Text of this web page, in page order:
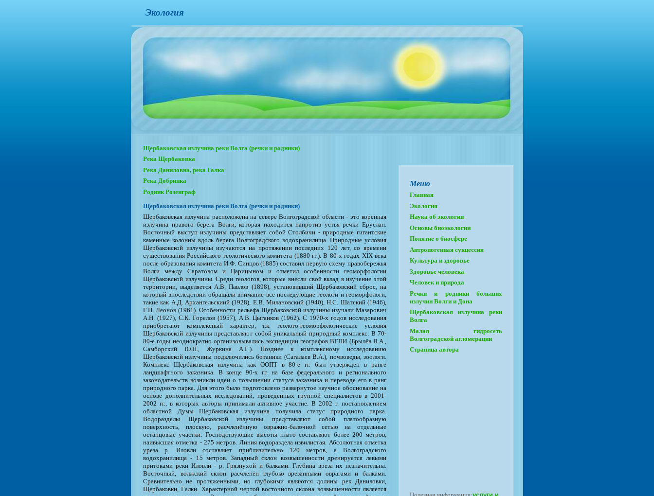
Экология
Щербаковская излучина реки Волга (речки и родники)
Река Щербаковка
Река Даниловна, река Галка
Река Добринка
Родник Розенграф
Щербаковская излучина реки Волга (речки и родники)
Щербаковская излучина расположена на севере Волгоградской области - это коренная
излучина правого берега Волги, которая находится напротив устья речки Еруслан.
Восточный выступ излучины представляет собой Столбичи - природные гигантские
каменные колонны вдоль берега Волгоградского водохранилища. Природные условия
Щербаковской излучины изучаются на протяжении последних 120 лет, со времени
существования Российского геологического комитета (1880 гг.). В 80-х годах XIX века
после образования комитета И.Ф. Синцов (1885) составил первую схему правобережья
Волги между Саратовом и Царицыном и отметил особенности геоморфологии
Щербаковской излучины. Среди геологов, которые внесли свой вклад в изучение этой
территории, выделяется А.В. Павлов (1898), установивший Щербаковский сброс, на
который впоследствии обращали внимание все последующие геологи и геоморфологи,
такие как А.Д. Архангельскиий (1928), Е.В. Милановский (1940), Н.С. Шатский (1946),
Г.П. Леонов (1961). Особенности рельефа Щербаковской излучины изучали Мазарович
А.Н. (1927), С.К. Горелов (1957), А.В. Цыганков (1962). С 1970-х годов исследования
приобретают комплексный характер, т.к. геолого-геоморфологические условия
Щербаковской излучины представляют собой уникальный природный комплекс. В 70-
80-е годы неоднократно организовывались экспедиции географов ВГПИ (Брылёв В.А.,
Самборский Ю.П., Журкина А.Г.). Позднее к комплексному исследованию
Щербаковской излучины подключились ботаники (Сагалаев В.А.), почвоведы, зоологи.
Комплекс Щербаковская излучина как ООПТ в 80-е гг. был утвержден в ранге
ландшафтного заказника. В конце 90-х гг. на базе федерального и регионального
законодательств возникли идеи о повышении статуса заказника и переводе его в ранг
природного парка. Для этого было подготовлено развернутое научное обоснование на
основе дополнительных исследований, проведенных группой специалистов в 2001-
2002 гг., в которых авторы принимали активное участие. В 2002 г. постановлением
областной Думы Щербаковская излучина получила статус природного парка.
Водоразделы Щербаковской излучины представляют собой платообразную
поверхность, плоскую, расчленённую овражно-балочной сетью на отдельные
останцовые участки. Господствующие высоты плато составляют более 200 метров,
наивысшая отметка - 275 метров. Линия водораздела извилистая. Абсолютная отметка
уреза р. Иловли составляет приблизительно 120 метров, а Волгоградского
водохранилища - 15 метров. Западный склон возвышенности дренируется левыми
притоками реки Иловли - р. Грязнухой и балками. Глубина вреза их незначительна.
Восточный, волжский склон расчленён глубоко врезанными оврагами и балками.
Сравнительно не протяженными, но глубокими являются долины рек Даниловки,
Щербаковки, Галки. Характерной чертой восточного склона возвышенности является
Меню:
Главная
Экология
Наука об экологии
Основы биоэкологии
Понятие о биосфере
Антропогенная сукцессия
Культура и здоровье
Здоровье человека
Человек и природа
Речки и родники больших
излучин Волги и Дона
Щербаковская излучина реки
Волга
Малая гидросеть
Волгоградской агломерации
Страница автора